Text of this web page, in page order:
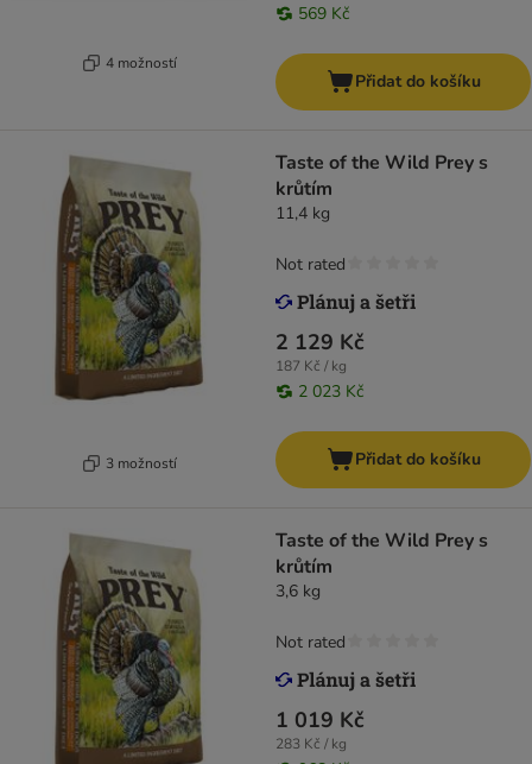
4 možností
569 Kč
Přidat do košíku
3 možností
Taste of the Wild Prey s
krůtím
11,4 kg
2 129 Kč
187 Kč / kg
2 023 Kč
Not rated
Přidat do košíku
Taste of the Wild Prey s
krůtím
3,6 kg
1 019 Kč
283 Kč / kg
Not rated